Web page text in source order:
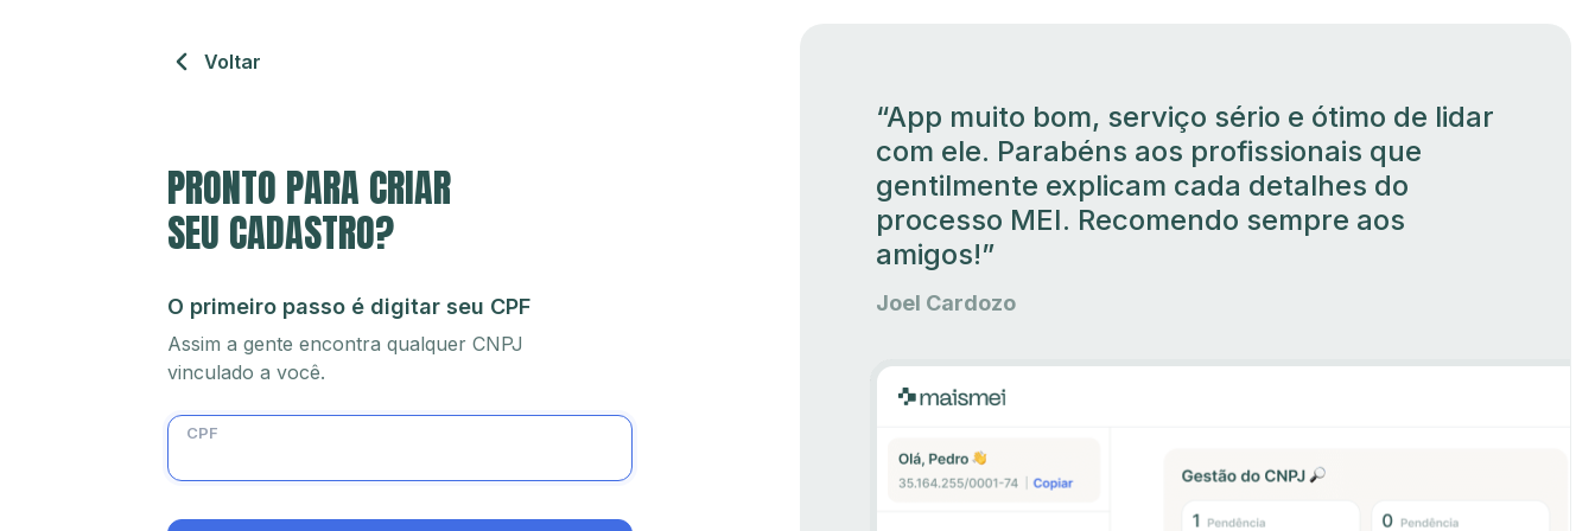
“App muito bom, serviço sério e ótimo de lidar
com ele. Parabéns aos profissionais que
gentilmente explicam cada detalhes do
processo MEI. Recomendo sempre aos
amigos!”
Joel Cardozo
Voltar
PRONTO PARA CRIAR
SEU CADASTRO?
O primeiro passo é digitar seu CPF
Assim a gente encontra qualquer CNPJ
vinculado a você.
CPF